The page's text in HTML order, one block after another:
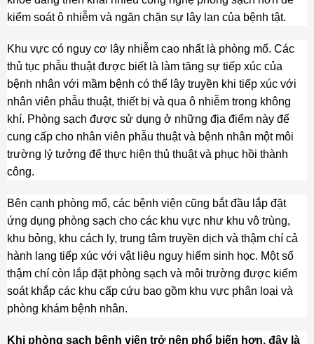
kiểm soát ô nhiễm và ngăn chặn sự lây lan của bệnh tật.
Khu vực có nguy cơ lây nhiễm cao nhất là phòng mổ. Các
thủ tục phẫu thuật được biết là làm tăng sự tiếp xúc của
bệnh nhân với mầm bệnh có thể lây truyền khi tiếp xúc với
nhân viên phẫu thuật, thiết bị và qua ô nhiễm trong không
khí. Phòng sạch được sử dụng ở những địa điểm này để
cung cấp cho nhân viên phẫu thuật và bệnh nhân một môi
trường lý tưởng để thực hiện thủ thuật và phục hồi thành
công.
Bên cạnh phòng mổ, các bệnh viện cũng bắt đầu lắp đặt
ứng dụng phòng sạch cho các khu vực như khu vô trùng,
khu bỏng, khu cách ly, trung tâm truyền dịch và thậm chí cả
hành lang tiếp xúc với vật liệu nguy hiểm sinh học. Một số
thậm chí còn lắp đặt phòng sạch và môi trường được kiểm
soát khắp các khu cấp cứu bao gồm khu vực phân loại và
phòng khám bệnh nhân.
Khi phòng sạch bệnh viện trở nên phổ biến hơn, đây là